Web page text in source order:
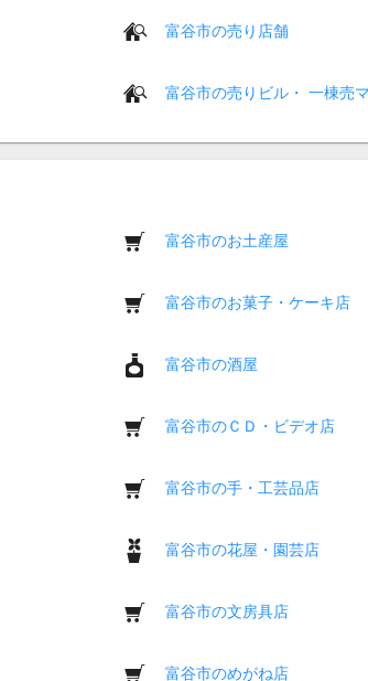
富谷市の売り店舗
富谷市の売りビル・ 一棟売
富谷市のお土産屋
富谷市のお菓子・ケーキ店
富谷市の酒屋
富谷市のＣＤ・ビデオ店
富谷市の手・工芸品店
富谷市の花屋・園芸店
富谷市の文房具店
富谷市のめがね店